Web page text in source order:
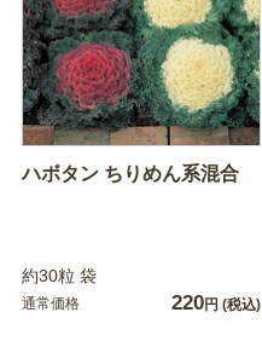
ハボタン ちりめん系混合
約30粒 袋
通常価格 220円 (税込)